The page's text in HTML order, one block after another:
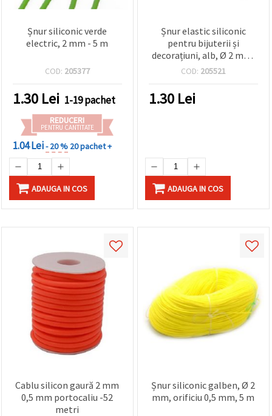
Șnur siliconic verde
electric, 2 mm - 5 m
COD: 205377
1.30 Lei 1-19 pachet
REDUCERI
PENTRU CANTITATE
1.04 Lei- 20 % 20 pachet +
ADAUGA IN COS
Șnur elastic siliconic
pentru bijuterii și
decorațiuni, alb, Ø 2 mm,
5 m – fir flexibil pentru
mărgelelor (DIY,
handmade)
COD: 205521
1.30 Lei
ADAUGA IN COS
Cablu silicon gaură 2 mm
0,5 mm portocaliu -52
metri
Șnur siliconic galben, Ø 2
mm, orificiu 0,5 mm, 5 m